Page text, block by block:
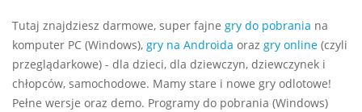
Tutaj znajdziesz darmowe, super fajne gry do pobrania na
komputer PC (Windows), gry na Androida oraz gry online (czyli
przeglądarkowe) - dla dzieci, dla dziewczyn, dziewczynek i
chłopców, samochodowe. Mamy stare i nowe gry odlotowe!
Pełne wersje oraz demo. Programy do pobrania (Windows)